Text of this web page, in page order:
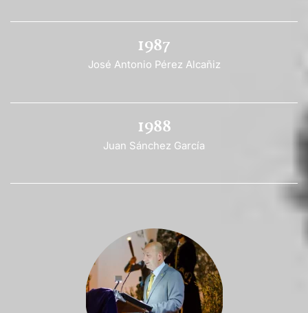
1987
José Antonio Pérez Alcañiz
1988
Juan Sánchez García